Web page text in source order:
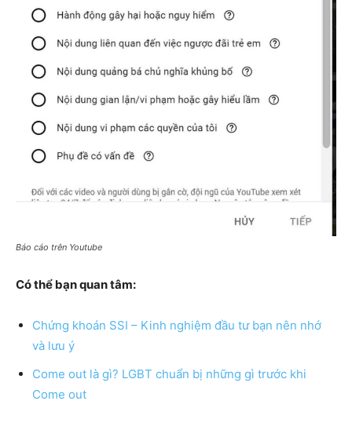
Báo cáo trên Youtube
Có thể bạn quan tâm:
Chứng khoán SSI – Kinh nghiệm đầu tư bạn nên nhớ
và lưu ý
Come out là gì? LGBT chuẩn bị những gì trước khi
Come out